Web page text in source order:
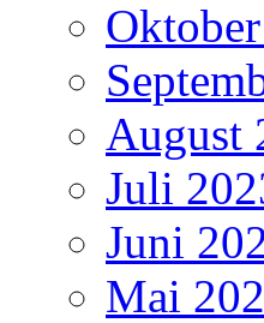
August
Juli
Juni
Mai